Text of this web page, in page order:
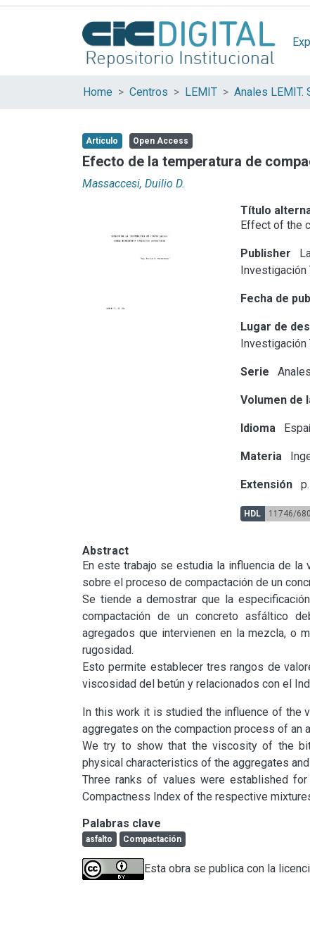
Home Centros LEMIT Anales LEMIT.
Artículo Open Access
Efecto de la temperatura de
Massaccesi, Duilio D.
Título
Effect of the
Publisher
Investigación
Fecha de
Lugar de
Investigación
Serie
Volumen de
Idioma
Materia
Extensión
HDL 11746/680
Abstract
En este trabajo se estudia la influencia de
sobre el proceso de compactación de un
Se tiende a demostrar que la
compactación de un concreto asfáltico
agregados que intervienen en la mezcla, o
rugosidad.
Esto permite establecer tres rangos de
viscosidad del betún y relacionados con el
In this work it is studied the influence of the
aggregates on the compaction process of an
We try to show that the viscosity of the
physical characteristics of the aggregates
Three ranks of values were established
Compactness Index of the respective
Palabras clave
asfalto Compactación
Esta obra se publica con la